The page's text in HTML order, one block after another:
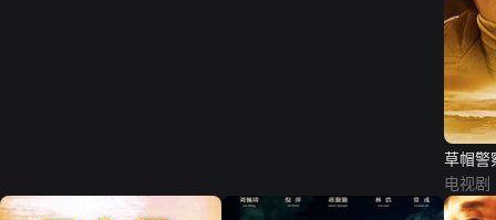
草帽警
电视剧